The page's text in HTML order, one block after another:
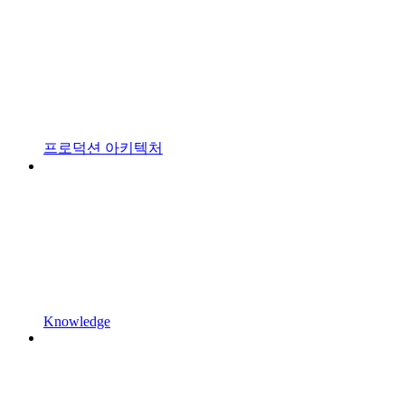
프로덕션 아키텍처
Knowledge